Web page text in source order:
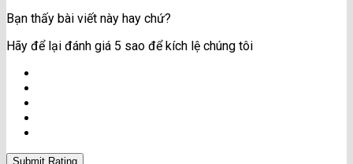
Bạn thấy bài viết này hay chứ?
Hãy để lại đánh giá 5 sao để kích lệ chúng tôi
Submit Rating